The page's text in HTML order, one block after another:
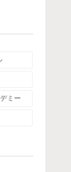
ミー